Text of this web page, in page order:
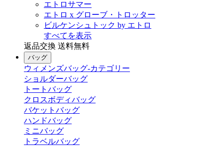
エトロサマー
エトロ x グローブ・トロッター
ビルケンシュトック by エトロ
すべてを表示
返品交換 送料無料
バッグ
ウィメンズバッグ-カテゴリー
ショルダーバッグ
トートバッグ
クロスボディバッグ
バケットバッグ
ハンドバッグ
ミニバッグ
トラベルバッグ